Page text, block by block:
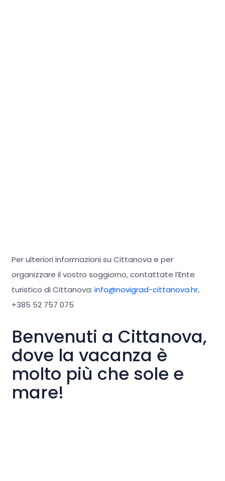
Per ulteriori informazioni su Cittanova e per
organizzare il vostro soggiorno, contattate l’Ente
turistico di Cittanova: info@novigrad-cittanova.hr,
+385 52 757 075
Benvenuti a Cittanova,
dove la vacanza è
molto più che sole e
mare!